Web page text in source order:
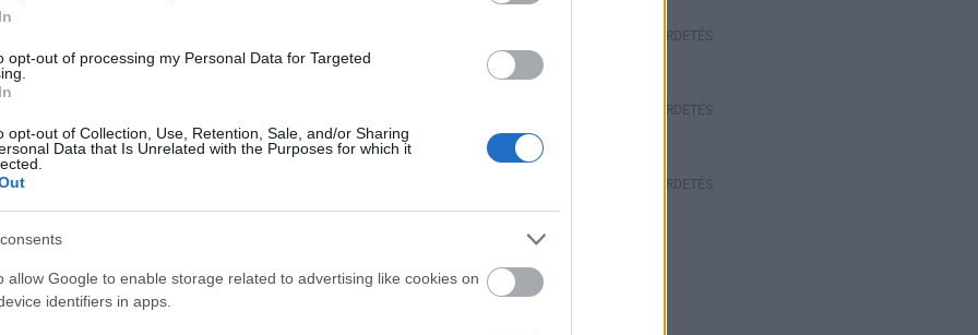
opt-out of processing my Personal Data for Targeted
opt-out of Collection, Use, Retention, Sale, and/or Sharing
Data that Is Unrelated with the Purposes for which it
allow Google to enable storage related to advertising like cookies on
identifiers in apps.
HIRDETÉS
HIRDETÉS
HIRDETÉS